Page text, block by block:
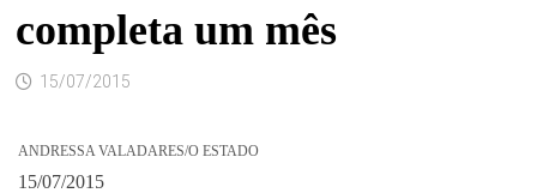
completa um mês
15/07/2015
ANDRESSA VALADARES/O ESTADO
15/07/2015